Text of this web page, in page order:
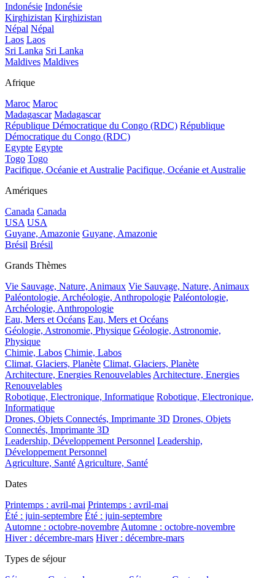
Indonésie Indonésie
Kirghizistan Kirghizistan
Népal Népal
Laos Laos
Sri Lanka Sri Lanka
Maldives Maldives
Afrique
Maroc Maroc
Madagascar Madagascar
République Démocratique du Congo (RDC) République
Démocratique du Congo (RDC)
Egypte Egypte
Togo Togo
Pacifique, Océanie et Australie Pacifique, Océanie et Australie
Amériques
Canada Canada
USA USA
Guyane, Amazonie Guyane, Amazonie
Brésil Brésil
Grands Thèmes
Vie Sauvage, Nature, Animaux Vie Sauvage, Nature, Animaux
Paléontologie, Archéologie, Anthropologie Paléontologie,
Archéologie, Anthropologie
Eau, Mers et Océans Eau, Mers et Océans
Géologie, Astronomie, Physique Géologie, Astronomie,
Physique
Chimie, Labos Chimie, Labos
Climat, Glaciers, Planète Climat, Glaciers, Planète
Architecture, Energies Renouvelables Architecture, Energies
Renouvelables
Robotique, Electronique, Informatique Robotique, Electronique,
Informatique
Drones, Objets Connectés, Imprimante 3D Drones, Objets
Connectés, Imprimante 3D
Leadership, Développement Personnel Leadership,
Développement Personnel
Agriculture, Santé Agriculture, Santé
Dates
Printemps : avril-mai Printemps : avril-mai
Été : juin-septembre Été : juin-septembre
Automne : octobre-novembre Automne : octobre-novembre
Hiver : décembre-mars Hiver : décembre-mars
Types de séjour